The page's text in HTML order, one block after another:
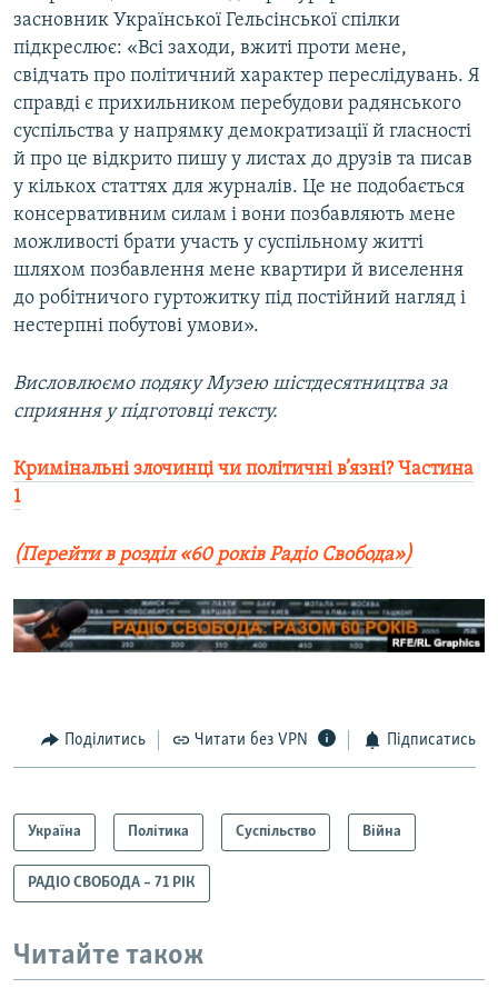
засновник Української Гельсінської спілки
підкреслює: «Всі заходи, вжиті проти мене,
свідчать про політичний характер переслідувань. Я
справді є прихильником перебудови радянського
суспільства у напрямку демократизації й гласності
й про це відкрито пишу у листах до друзів та писав
у кількох статтях для журналів. Це не подобається
консервативним силам і вони позбавляють мене
можливості брати участь у суспільному житті
шляхом позбавлення мене квартири й виселення
до робітничого гуртожитку під постійний нагляд і
нестерпні побутові умови».
Висловлюємо подяку Музею шістдесятництва за
сприяння у підготовці тексту.
Кримінальні злочинці чи політичні в’язні? Частина
1
(Перейти в розділ «60 років Радіо Свобода»)
Поділитись Читати без VPN Підписатись
Україна Політика Суспільство Війна
РАДІО СВОБОДА – 71 РІК
Читайте також